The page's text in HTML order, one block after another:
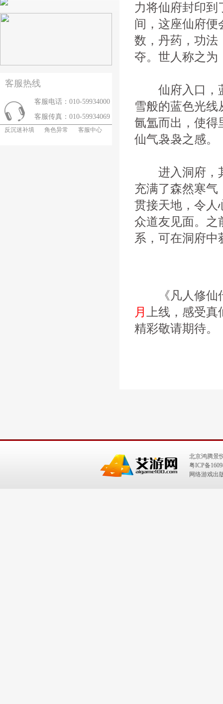
客服热线
客服电话：010-59934000
客服传真：010-59934069
反沉迷补填 角色异常 客服中心
力将仙府封印
间，这座仙府
数，丹药，功法
夺。世人称之为
仙府入口，蓝
雪般的蓝色光
氤氲而出，使得
仙气袅袅之感。
进入洞府，其
充满了森然寒气
贯接天地，令
众道友见面。之
系，可在洞府中
《凡人修仙传
月
上线，感受
精彩敬请期待。
北京鸿腾景
粤ICP备
网络游戏出